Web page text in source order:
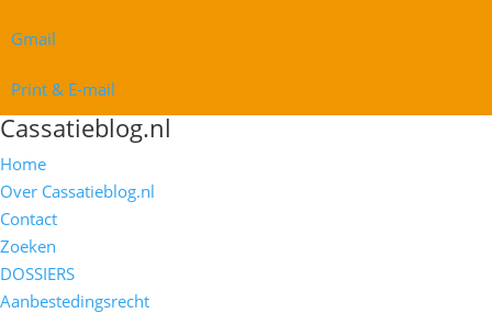
Gmail
Print & E-mail
Cassatieblog.nl
Home
Over Cassatieblog.nl
Contact
Zoeken
DOSSIERS
Aanbestedingsrecht